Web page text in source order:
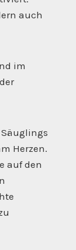
auch
im
Herzen.
auf den